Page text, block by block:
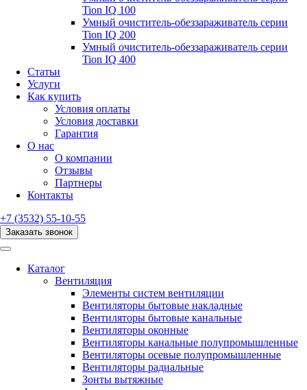
Tion IQ 100
Умный очиститель-обеззараживатель серии
Tion IQ 200
Умный очиститель-обеззараживатель серии
Tion IQ 400
Статьи
Услуги
Как купить
Условия оплаты
Условия доставки
Гарантия
О нас
О компании
Отзывы
Партнеры
Контакты
+7 (3532) 55-10-55
Заказать звонок
Каталог
Вентиляция
Элементы систем вентиляции
Вентиляторы бытовые накладные
Вентиляторы бытовые канальные
Вентиляторы оконные
Вентиляторы канальные полупромышленные
Вентиляторы осевые полупромышленные
Вентиляторы радиальные
Зонты вытяжные